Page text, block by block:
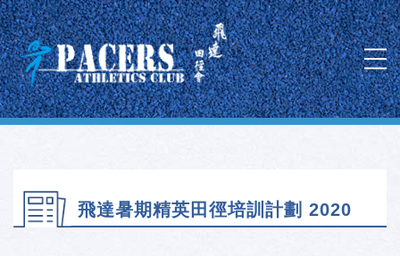
飛達暑期精英田徑培訓計劃 2020